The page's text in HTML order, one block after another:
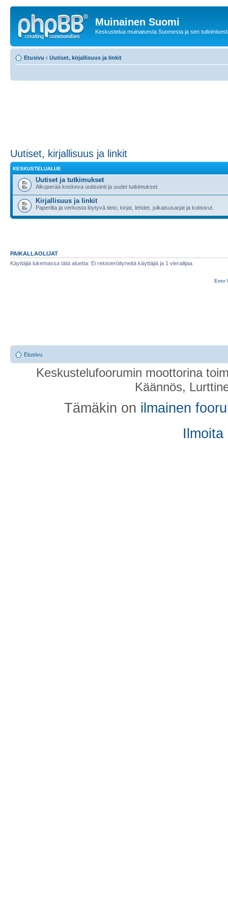
Muinainen Suomi
Keskustelua muinaisesta Suomesta ja sen
Etusivu ‹ Uutiset, kirjallisuus ja linkit
Uutiset, kirjallisuus ja linkit
KESKUSTELUALUE
Uutiset ja tutkimukset
Alkuperää koskeva uutisointi ja uudet tutkimukset.
Kirjallisuus ja linkit
Paperilta ja verkosta löytyvä tieto; kirjat, lehdet, julkaisusarjat ja kotisivut.
PAIKALLAOLIJAT
Käyttäjiä lukemassa tätä aluetta: Ei rekisteröityneitä käyttäjiä ja 1 vierailijaa
Error
Etusivu
Keskustelufoorumin moottorina
Käännös,
Tämäkin on ilmainen